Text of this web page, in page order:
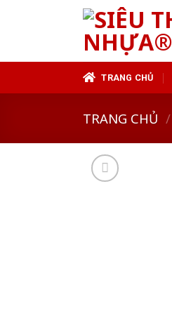
TRANG CHỦ
TRANG CHỦ /